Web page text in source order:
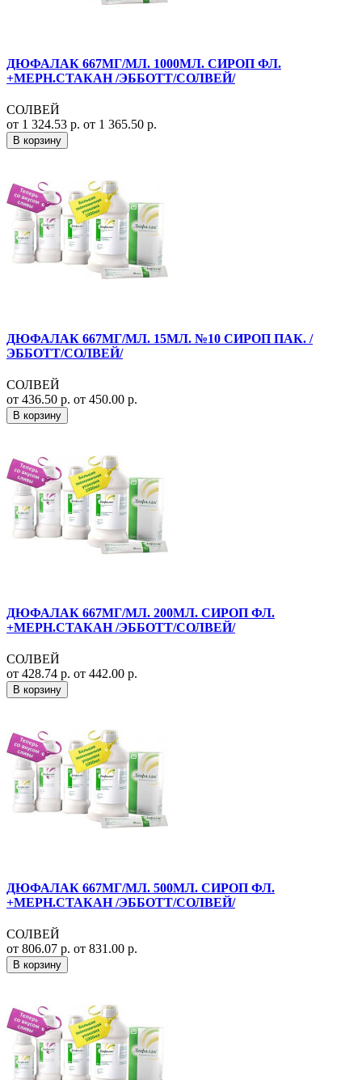
ДЮФАЛАК 667МГ/МЛ. 1000МЛ. СИРОП ФЛ.
+МЕРН.СТАКАН /ЭББОТТ/СОЛВЕЙ/
СОЛВЕЙ
от 1 324.53 р. от 1 365.50 р.
В корзину
ДЮФАЛАК 667МГ/МЛ. 15МЛ. №10 СИРОП ПАК. /
ЭББОТТ/СОЛВЕЙ/
СОЛВЕЙ
от 436.50 р. от 450.00 р.
В корзину
ДЮФАЛАК 667МГ/МЛ. 200МЛ. СИРОП ФЛ.
+МЕРН.СТАКАН /ЭББОТТ/СОЛВЕЙ/
СОЛВЕЙ
от 428.74 р. от 442.00 р.
В корзину
ДЮФАЛАК 667МГ/МЛ. 500МЛ. СИРОП ФЛ.
+МЕРН.СТАКАН /ЭББОТТ/СОЛВЕЙ/
СОЛВЕЙ
от 806.07 р. от 831.00 р.
В корзину